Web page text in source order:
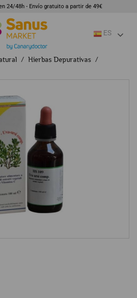
24/48h - Envío gratuito a partir de 49€
ES
Hierbas Depurativas